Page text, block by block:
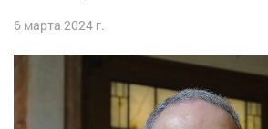
6 марта 2024 г.